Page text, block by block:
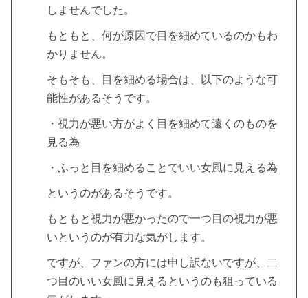
しませんでした。
もともと、何が原因で目を細めているのかもわ
かりません。
そもそも、目を細める場合は、以下のような可
能性があるそうです。
・視力が悪い方がよく目を細めて遠くのものを
見る為
・ふっと目を細めることでいい女風に見える為
というのがあるそうです。
もともと視力が悪かったので一つ目の視力が悪
いというのが有力な気がします。
ですが、ファンの方には申し訳ないですが、二
つ目のいい女風に見えるというのも狙っている